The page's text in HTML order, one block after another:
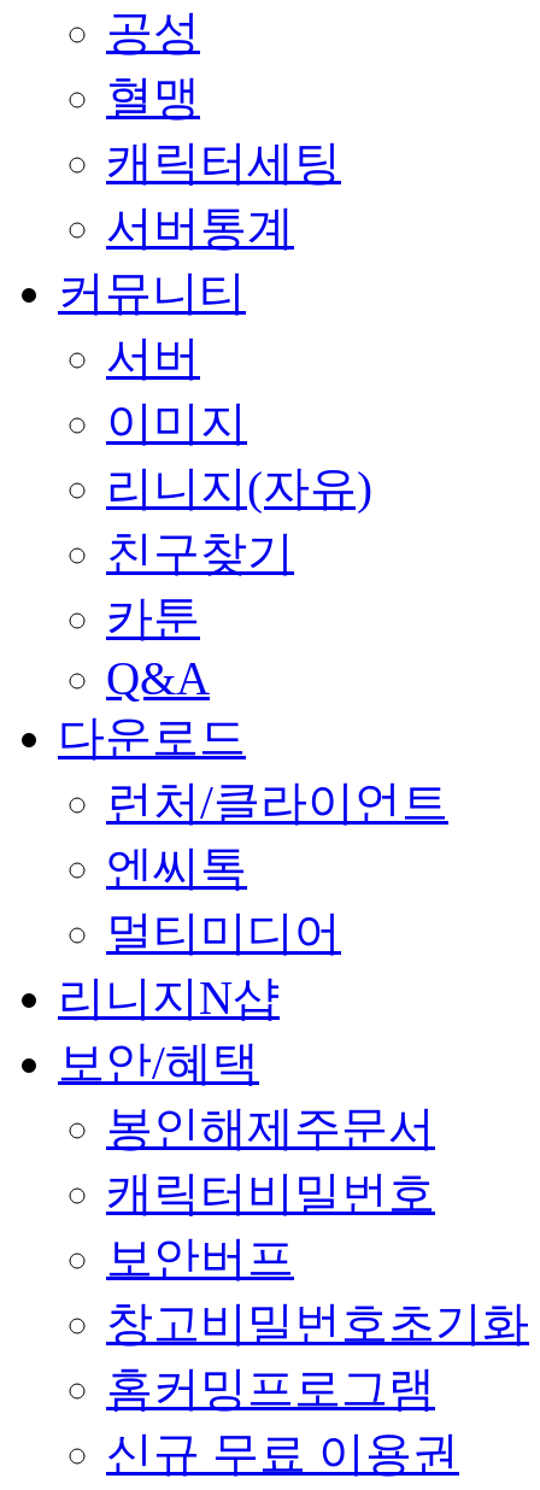
공성
혈맹
캐릭터세팅
서버통계
커뮤니티
서버
이미지
리니지(자유)
친구찾기
카툰
Q&A
다운로드
런처/클라이언트
엔씨톡
멀티미디어
리니지N샵
보안/혜택
봉인해제주문서
캐릭터비밀번호
보안버프
창고비밀번호초기화
홈커밍프로그램
신규 무료 이용권